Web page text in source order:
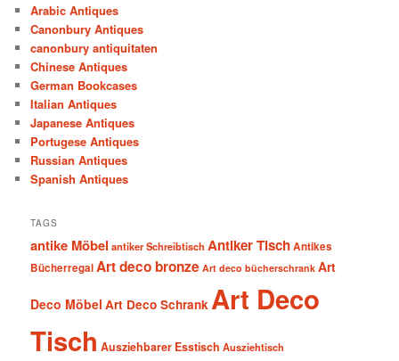
Arabic Antiques
Canonbury Antiques
canonbury antiquitaten
Chinese Antiques
German Bookcases
Italian Antiques
Japanese Antiques
Portugese Antiques
Russian Antiques
Spanish Antiques
TAGS
antike Möbel antiker Schreibtisch Antiker TischAntikes
BücherregalArt deco bronze Art deco bücherschrank Art
Deco Möbel Art Deco Schrank Art Deco
Tisch Ausziehbarer Esstisch Ausziehtisch